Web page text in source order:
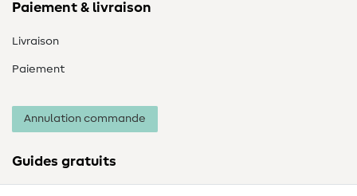
Paiement & livraison
Livraison
Paiement
Annulation commande
Guides gratuits